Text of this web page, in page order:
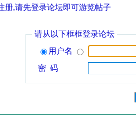
册,请先登录论坛即可游览帖子
请从以下框框登录论坛
用户名
密 码